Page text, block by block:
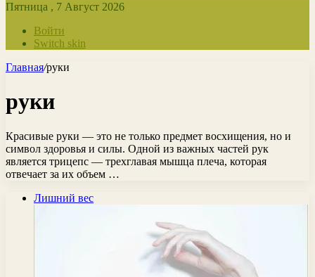
Пятница , 7 Август 2026
Войти
Switch skin
Главная/руки
руки
Красивые руки — это не только предмет восхищения, но и
символ здоровья и силы. Одной из важных частей рук
является трицепс — трехглавая мышца плеча, которая
отвечает за их объем …
Лишний вес